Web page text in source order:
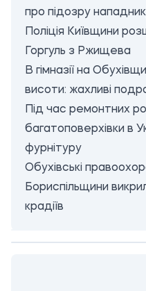
про підозру
Поліція Київщини
Горгуль з Ржищева
В гімназії на
висоти: жахливі
Під час ремонтних
багатоповерхівки в
фурнітуру
Обухівські
Бориспільщини
крадіїв